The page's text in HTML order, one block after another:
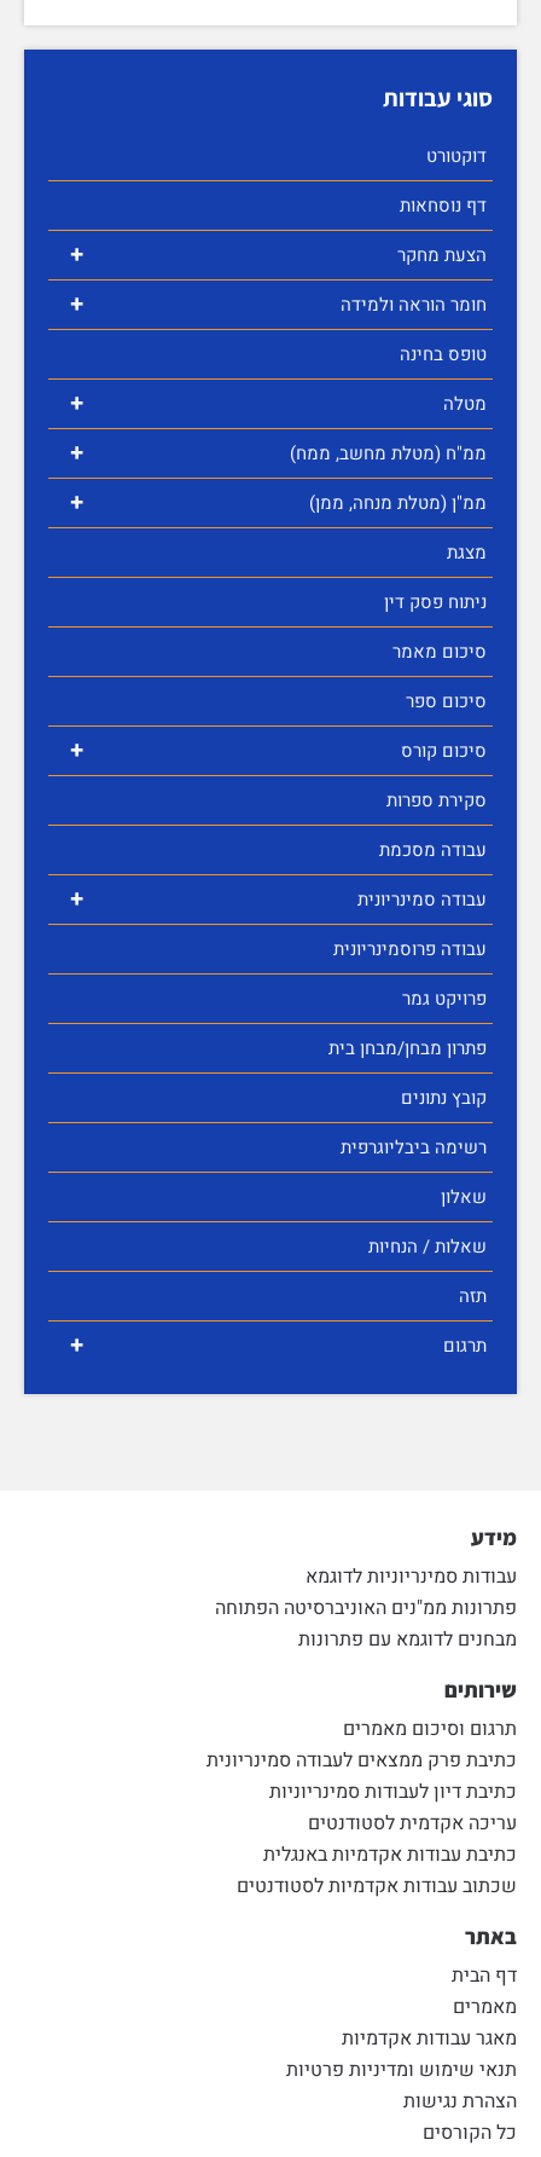
סוגי עבודות
דוקטורט
דף נוסחאות
+ הצעת מחקר
+
חומר הוראה ולמידה
טופס בחינה
+ מטלה
+ ממ"ח (מטלת מחשב, ממח)
+
ממ"ן (מטלת מנחה, ממן)
מצגת
ניתוח פסק דין
סיכום מאמר
סיכום ספר
+
סיכום קורס
סקירת ספרות
עבודה מסכמת
+
עבודה סמינריונית
עבודה פרוסמינריונית
פרויקט גמר
פתרון מבחן/מבחן בית
קובץ נתונים
רשימה ביבליוגרפית
שאלון
שאלות / הנחיות
תזה
+ תרגום
מידע
עבודות סמינריוניות לדוגמא
פתרונות ממ"נים האוניברסיטה הפתוחה
מבחנים לדוגמא עם פתרונות
שירותים
תרגום וסיכום מאמרים
כתיבת פרק ממצאים לעבודה סמינריונית
כתיבת דיון לעבודות סמינריוניות
עריכה אקדמית לסטודנטים
כתיבת עבודות אקדמיות באנגלית
שכתוב עבודות אקדמיות לסטודנטים
באתר
דף הבית
מאמרים
מאגר עבודות אקדמיות
תנאי שימוש ומדיניות פרטיות
הצהרת נגישות
כל הקורסים